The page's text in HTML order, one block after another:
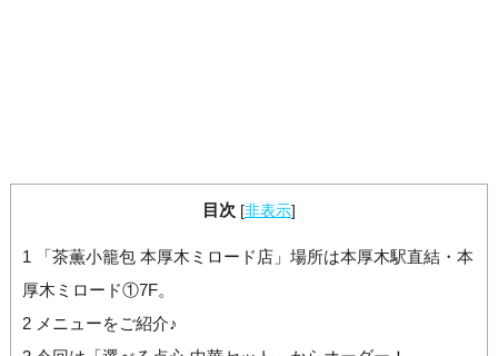
目次 [非表示]
1 「茶薫小籠包 本厚木ミロード店」場所は本厚木駅直結・本
厚木ミロード①7F。
2メニューをご紹介♪